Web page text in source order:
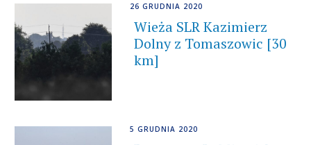
26 GRUDNIA 2020
Wieża SLR Kazimierz
Dolny z Tomaszowic [30
km]
5 GRUDNIA 2020